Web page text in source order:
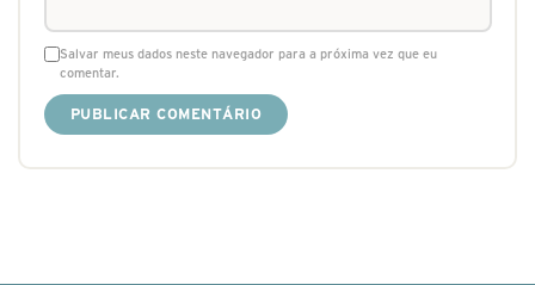
Salvar meus dados neste navegador para a próxima vez que eu
comentar.